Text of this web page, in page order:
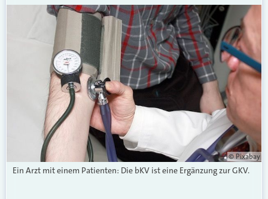
© Pixabay
Ein Arzt mit einem Patienten: Die bKV ist eine Ergänzung zur GKV.